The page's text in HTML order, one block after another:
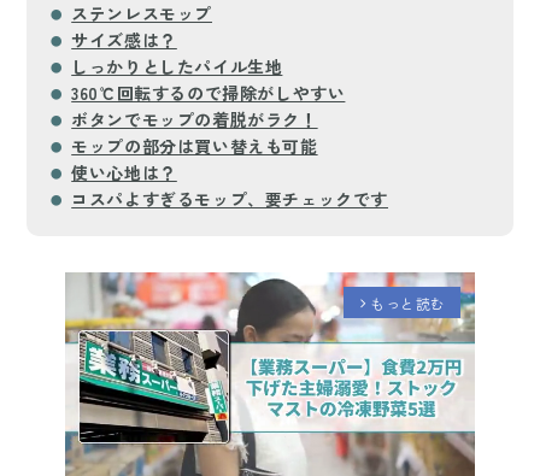
ステンレスモップ
サイズ感は？
しっかりとしたパイル生地
360℃回転するので掃除がしやすい
ボタンでモップの着脱がラク！
モップの部分は買い替えも可能
使い心地は？
コスパよすぎるモップ、要チェックです
arrow_forward_ios もっと読む